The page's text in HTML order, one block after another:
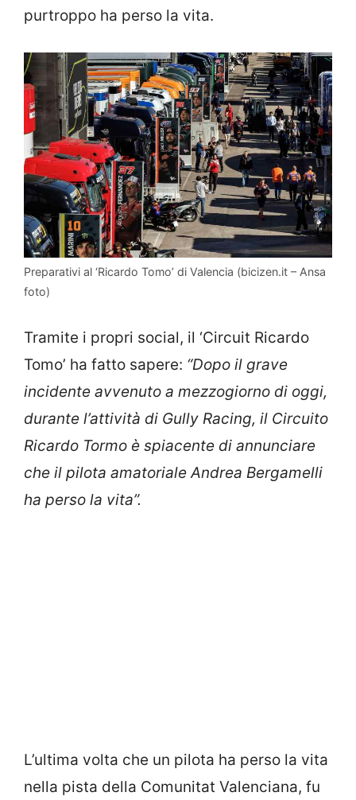
purtroppo ha perso la vita.
Preparativi al ‘Ricardo Tomo’ di Valencia (bicizen.it – Ansa
foto)
Tramite i propri social, il ‘Circuit Ricardo
Tomo’ ha fatto sapere: “Dopo il grave
incidente avvenuto a mezzogiorno di oggi,
durante l’attività di Gully Racing, il Circuito
Ricardo Tormo è spiacente di annunciare
che il pilota amatoriale Andrea Bergamelli
ha perso la vita”.
L’ultima volta che un pilota ha perso la vita
nella pista della Comunitat Valenciana, fu